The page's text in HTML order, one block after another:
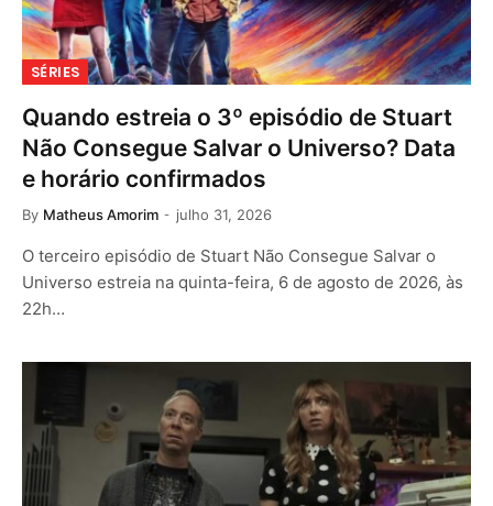
SÉRIES
Quando estreia o 3º episódio de Stuart
Não Consegue Salvar o Universo? Data
e horário confirmados
By Matheus Amorim julho 31, 2026
O terceiro episódio de Stuart Não Consegue Salvar o
Universo estreia na quinta-feira, 6 de agosto de 2026, às
22h…